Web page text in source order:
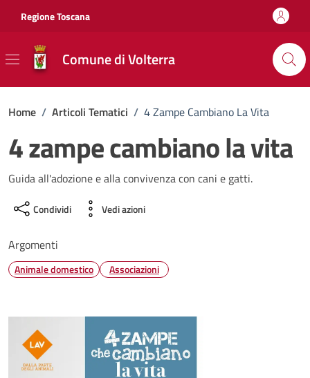
Regione Toscana
Comune di Volterra
Home / Articoli Tematici / 4 Zampe Cambiano La Vita
4 zampe cambiano la vita
Guida all'adozione e alla convivenza con cani e gatti.
Condividi Vedi azioni
Argomenti
Animale domestico Associazioni